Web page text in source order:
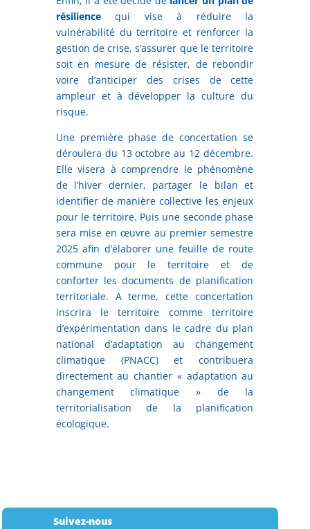
résiliencequi vise à réduire la
vulnérabilité du territoire et renforcer la
gestion de crise, s’assurer que le territoire
soit en mesure de résister, de rebondir
voire d’anticiper des crises de cette
ampleur et à développer la culture du
risque.
Une première phase de concertation se
déroulera du 13 octobre au 12 décembre.
Elle visera à comprendre le phénomène
de l’hiver dernier, partager le bilan et
identifier de manière collective les enjeux
pour le territoire. Puis une seconde phase
sera mise en œuvre au premier semestre
2025 afin d’élaborer une feuille de route
commune pour le territoire et de
conforter les documents de planification
territoriale. A terme, cette concertation
inscrira le territoire comme territoire
d’expérimentation dans le cadre du plan
national d’adaptation au changement
climatique (PNACC) et contribuera
directement au chantier « adaptation au
changement climatique » de la
territorialisation de la planification
écologique.
Suivez-nous